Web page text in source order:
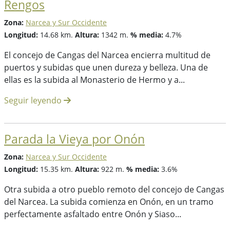
Rengos
Zona: Narcea y Sur Occidente
Longitud: 14.68 km. Altura: 1342 m. % media: 4.7%
El concejo de Cangas del Narcea encierra multitud de
puertos y subidas que unen dureza y belleza. Una de
ellas es la subida al Monasterio de Hermo y a...
Seguir leyendo
Parada la Vieya por Onón
Zona: Narcea y Sur Occidente
Longitud: 15.35 km. Altura: 922 m. % media: 3.6%
Otra subida a otro pueblo remoto del concejo de Cangas
del Narcea. La subida comienza en Onón, en un tramo
perfectamente asfaltado entre Onón y Siaso...